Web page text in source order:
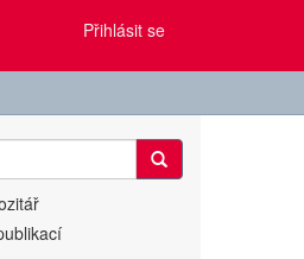
Přihlásit se